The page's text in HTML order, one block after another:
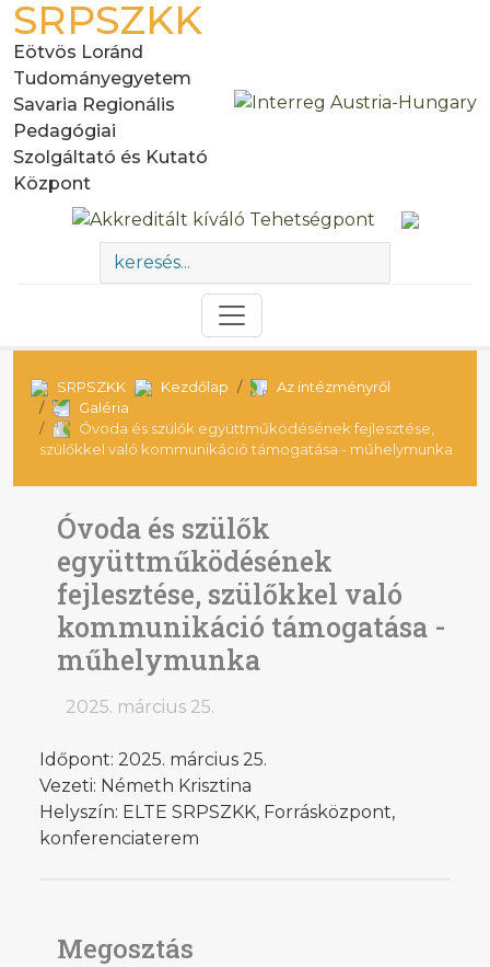
SRPSZKK
Eötvös Loránd
Tudományegyetem
Savaria Regionális
Pedagógiai
Szolgáltató és Kutató
Központ
SRPSZKK Kezdőlap
Az intézményről
Galéria
Óvoda és szülők együttműködésének fejlesztése,
szülőkkel való kommunikáció támogatása - műhelymunka
Óvoda és szülők
együttműködésének
fejlesztése, szülőkkel való
kommunikáció támogatása -
műhelymunka
2025. március 25.
Időpont: 2025. március 25.
Vezeti: Németh Krisztina
Helyszín: ELTE SRPSZKK, Forrásközpont,
konferenciaterem
Megosztás